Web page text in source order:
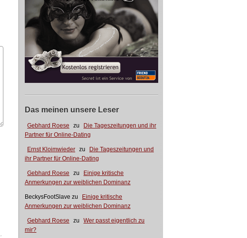
Das meinen unsere Leser
Gebhard Roese zu
Die Tageszeitungen und ihr
Partner für Online-Dating
Ernst Kloimwieder zu
Die Tageszeitungen und
ihr Partner für Online-Dating
Gebhard Roese zu
Einige kritische
Anmerkungen zur weiblichen Dominanz
BeckysFootSlave zu
Einige kritische
Anmerkungen zur weiblichen Dominanz
Gebhard Roese zu
Wer passt eigentlich zu
mir?